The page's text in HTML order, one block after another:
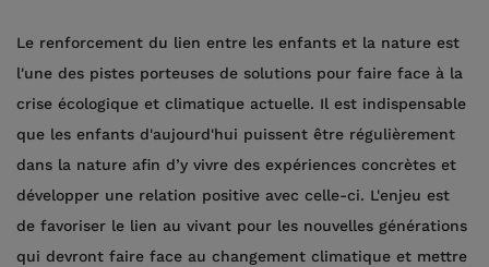
Le renforcement du lien entre les enfants et la nature est
l'une des pistes porteuses de solutions pour faire face à la
crise écologique et climatique actuelle. Il est indispensable
que les enfants d'aujourd'hui puissent être régulièrement
dans la nature afin d’y vivre des expériences concrètes et
développer une relation positive avec celle-ci. L'enjeu est
de favoriser le lien au vivant pour les nouvelles générations
qui devront faire face au changement climatique et mettre